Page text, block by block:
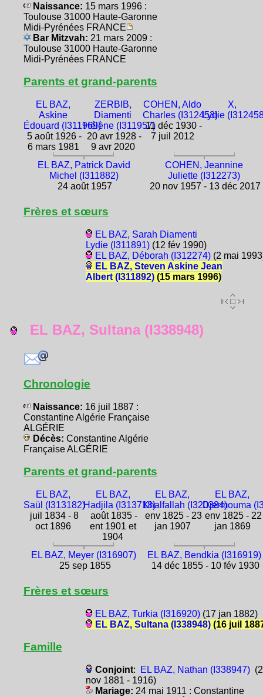
Naissance: 15 mars 1996 :
Toulouse 31000 Haute-Garonne
Midi-Pyrénées FRANCE
Bar Mitzvah: 21 mars 2009 :
Toulouse 31000 Haute-Garonne
Midi-Pyrénées FRANCE
Parents et grand-parents
EL BAZ,
Askine
Édouard (I311969)
5 août 1926 -
6 mars 1981
ZERBIB,
Diamenti
Hélène (I311957)
20 avr 1928 -
9 avr 2020
COHEN, Aldo
Charles (I312453)
11 déc 1930 -
7 juil 2012
X,
Lydie
EL BAZ, Patrick David
Michel (I311882)
24 août 1957
COHEN, Jeannine
Juliette (I312273)
20 nov 1957 - 13 déc 2017
Frères et sœurs
EL BAZ, Sarah Diamenti
Lydie (I311891)(12 fév 1990)
EL BAZ, Déborah (I312274)(2 mai
EL BAZ, Steven Askine Jean
Albert (I311892)(15 mars 1996)
EL BAZ, Sultana (I338948)
Chronologie
Naissance: 16 juil 1887 :
Constantine Algérie Française
ALGÉRIE
Décès: Constantine Algérie
Française ALGÉRIE
Parents et grand-parents
EL BAZ,
Saül (I313182)
juil 1834 - 8
oct 1896
EL BAZ,
Hadjila (I313718)
août 1835 -
ent 1901 et
1904
EL BAZ,
Khalfallah (I320384)
env 1825 - 23
jan 1907
EL BAZ,
Djermouma
env 1825 - 22
jan 1869
EL BAZ, Meyer (I316907)
25 sep 1855
EL BAZ, Bendkia (I316919)
14 déc 1855 - 10 fév 1930
Frères et sœurs
EL BAZ, Turkia (I316920)(17 jan 1882)
EL BAZ, Sultana (I338948)(16 juil
Famille
Conjoint: EL BAZ, Nathan (I338947)
nov 1881 - 1916)
Mariage: 24 mai 1911 : Constantine